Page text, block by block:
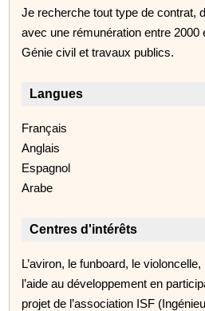
Je recherche tout type de contrat,
avec une rémunération entre 2000
Génie civil et travaux publics.
Langues
Français
Anglais
Espagnol
Arabe
Centres d'intérêts
L’aviron, le funboard, le
l’aide au développement en
projet de l’association ISF